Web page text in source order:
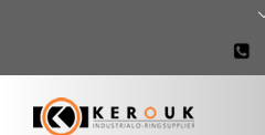
02636707898